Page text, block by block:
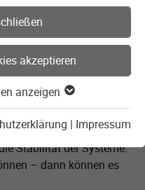
akzeptieren
anzeigen
| Impressum
und
Kunden passende
wählen wir gemeinsam
Infrastruktur: Cloud, On-
Seit 30 Jahren steht für
Stabilität der Systeme.
– dann können es